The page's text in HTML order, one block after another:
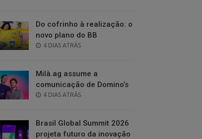
Do cofrinho à realização: o
novo plano do BB
POSTED
4 DIAS ATRÁS
Milà.ag assume a
comunicação de Domino’s
POSTED
4 DIAS ATRÁS
Brasil Global Summit 2026
projeta futuro da inovação